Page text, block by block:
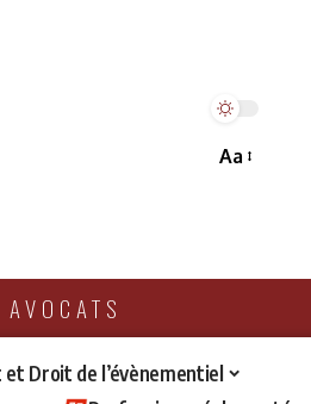
Aa
Droit de l’évènementiel